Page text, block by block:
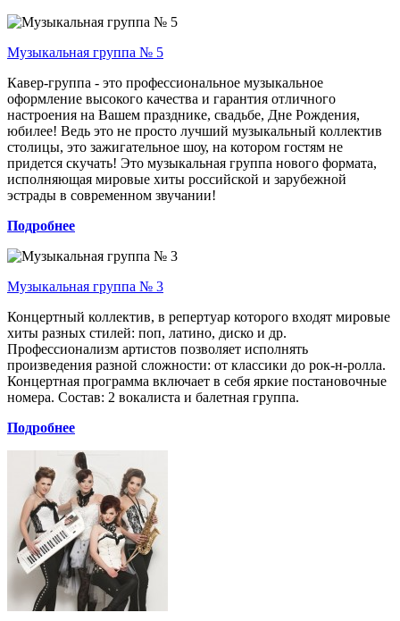
Музыкальная группа № 5
Кавер-группа - это профессиональное музыкальное
оформление высокого качества и гарантия отличного
настроения на Вашем празднике, свадьбе, Дне Рождения,
юбилее! Ведь это не просто лучший музыкальный коллектив
столицы, это зажигательное шоу, на котором гостям не
придется скучать! Это музыкальная группа нового формата,
исполняющая мировые хиты российской и зарубежной
эстрады в современном звучании!
Подробнее
Музыкальная группа № 3
Концертный коллектив, в репертуар которого входят мировые
хиты разных стилей: поп, латино, диско и др.
Профессионализм артистов позволяет исполнять
произведения разной сложности: от классики до рок-н-ролла.
Концертная программа включает в себя яркие постановочные
номера. Состав: 2 вокалиста и балетная группа.
Подробнее